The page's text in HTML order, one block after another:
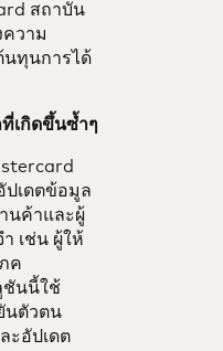
สถาบัน
ความ
นทุนการได้
เกิดขึ้นซ้ำๆ
ปเดตข้อมูล
นค้าและผู้
ำ เช่น ผู้ให้
ค
ชันนี้ใช้
นตัวตน
ะอัปเดต